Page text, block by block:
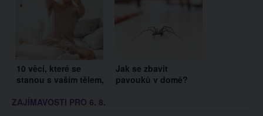
10 věcí, které se
stanou s vaším tělem,
Jak se zbavit
pavouků v domě?
ZAJÍMAVOSTI PRO 6. 8.